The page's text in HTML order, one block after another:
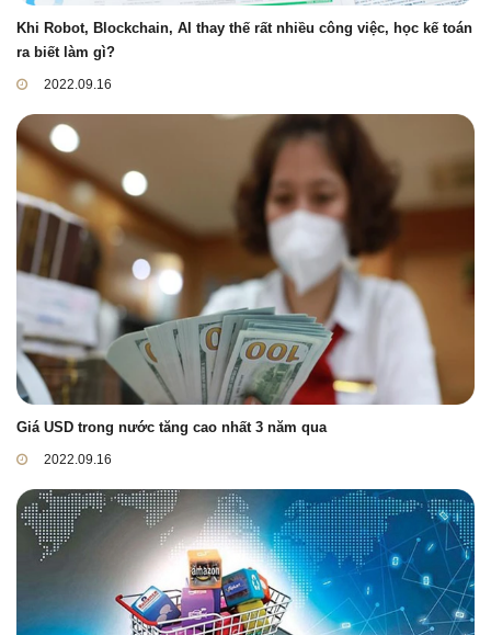
Khi Robot, Blockchain, AI thay thế rất nhiều công việc, học kế toán
ra biết làm gì?
2022.09.16
Giá USD trong nước tăng cao nhất 3 năm qua
2022.09.16